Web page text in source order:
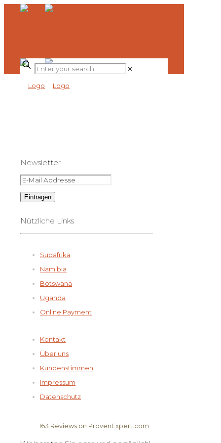
✕
Newsletter
Nützliche Links
Südafrika
Namibia
Botswana
Uganda
Online Payment
Kontakt
Über uns
Kundenstimmen
Impressum
Datenschutz
163 Reviews on ProvenExpert.com